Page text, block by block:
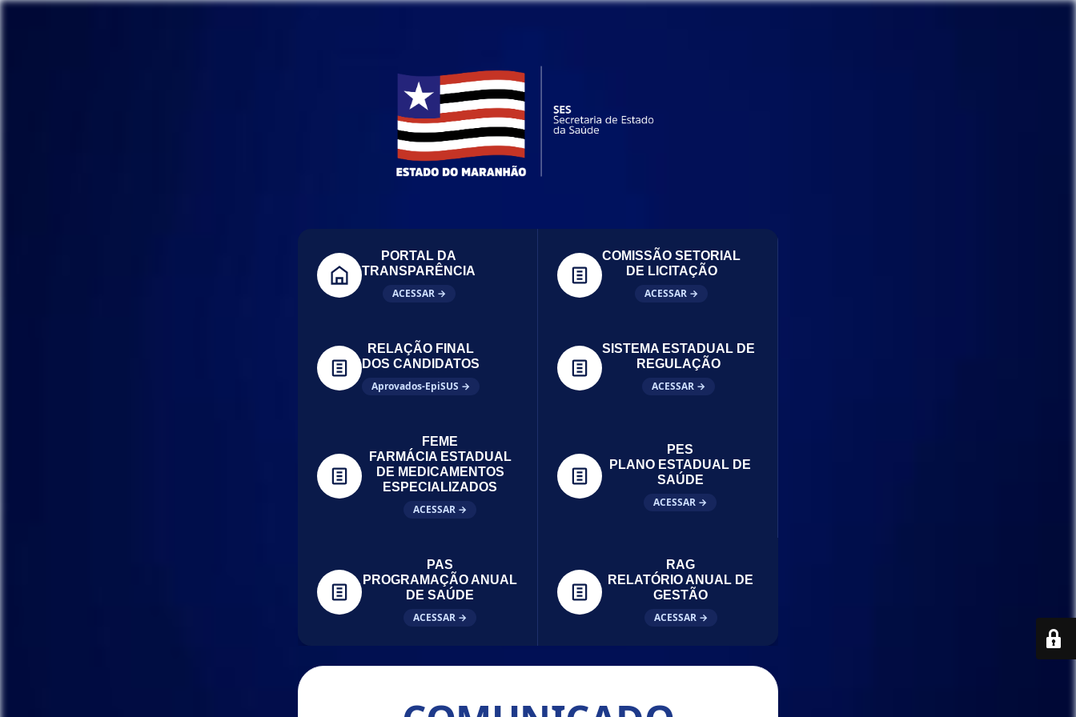
PORTAL DA
TRANSPARÊNCIA
ACESSAR →
COMISSÃO SETORIAL
DE LICITAÇÃO
ACESSAR →
RELAÇÃO FINAL
DOS CANDIDATOS
Aprovados-EpiSUS →
SISTEMA ESTADUAL DE
REGULAÇÃO
ACESSAR →
FEME
FARMÁCIA ESTADUAL
DE MEDICAMENTOS
ESPECIALIZADOS
ACESSAR →
PES
PLANO ESTADUAL DE
SAÚDE
ACESSAR →
PAS
PROGRAMAÇÃO ANUAL
DE SAÚDE
ACESSAR →
RAG
RELATÓRIO ANUAL DE
GESTÃO
ACESSAR →